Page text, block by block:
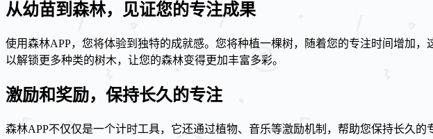
从幼苗到森林，见证您的专注成果
使用森林APP，您将体验到独特的成就感。您将种植一棵树，随着您的专注时间增加
以解锁更多种类的树木，让您的森林变得更加丰富多彩。
激励和奖励，保持长久的专注
森林APP不仅仅是一个计时工具，它还通过植物、音乐等激励机制，帮助您保持长久